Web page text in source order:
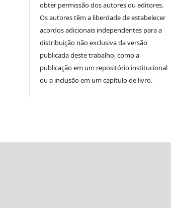
obter permissão dos autores ou editores.
Os autores têm a liberdade de estabelecer
acordos adicionais independentes para a
distribuição não exclusiva da versão
publicada deste trabalho, como a
publicação em um repositório institucional
ou a inclusão em um capítulo de livro.